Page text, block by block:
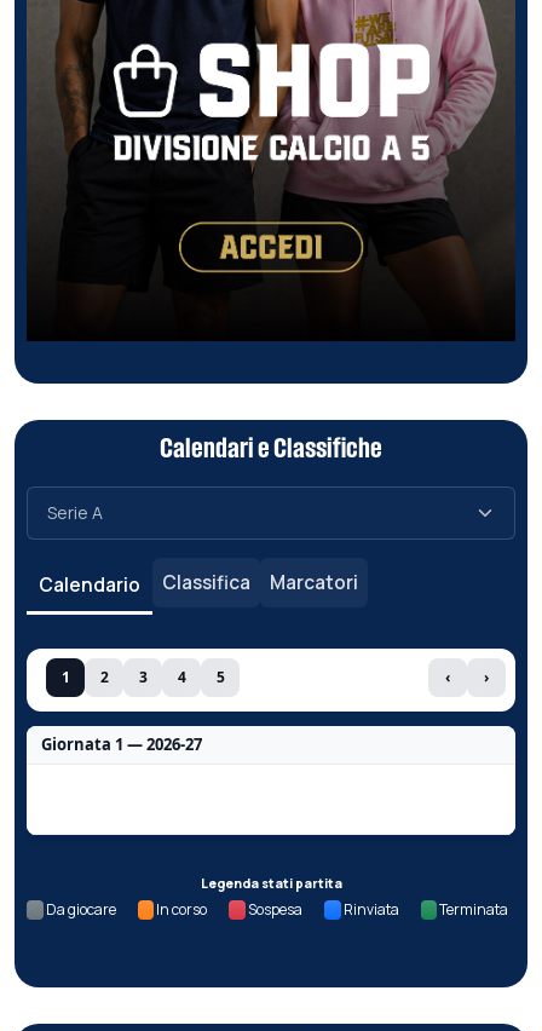
Calendari e Classifiche
Calendario Classifica Marcatori
1 2 3 4 5 ‹ ›
Giornata 1 — 2026-27
Legenda stati partita
Da giocare In corso Sospesa Rinviata Terminata